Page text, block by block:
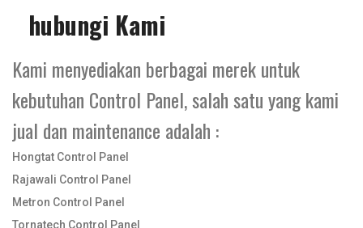
hubungi Kami
Kami menyediakan berbagai merek untuk
kebutuhan Control Panel, salah satu yang kami
jual dan maintenance adalah :
Hongtat Control Panel
Rajawali Control Panel
Metron Control Panel
Tornatech Control Panel